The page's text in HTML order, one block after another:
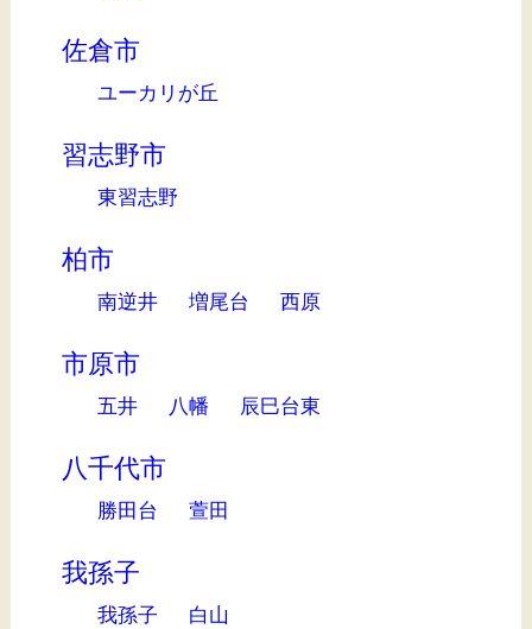
佐倉市
ユーカリが丘
習志野市
東習志野
柏市
南逆井 増尾台 西原
市原市
五井 八幡 辰巳台東
八千代市
勝田台 萱田
我孫子
我孫子 白山